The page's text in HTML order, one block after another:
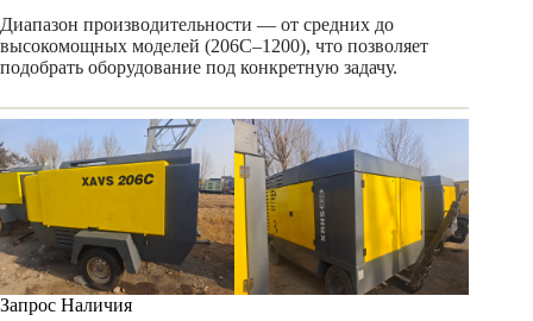
Диапазон производительности — от средних до
высокомощных моделей (206C–1200), что позволяет
подобрать оборудование под конкретную задачу.
Запрос Наличия